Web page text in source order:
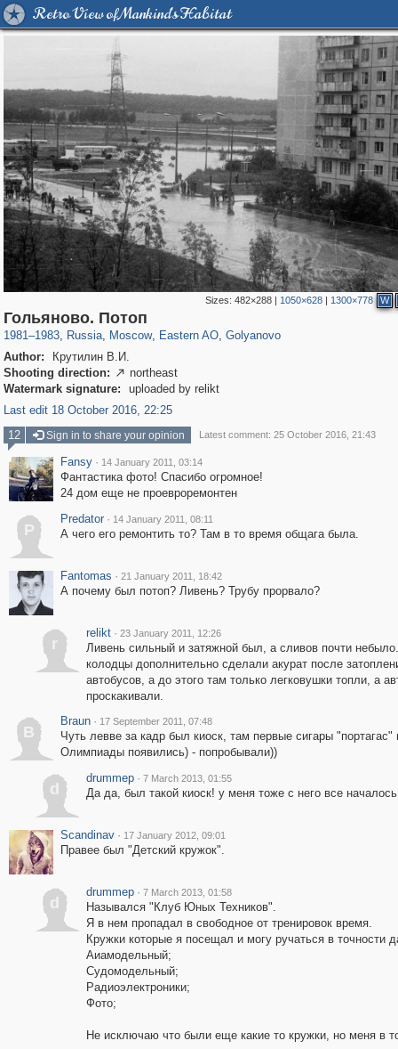
Retro View of Mankind's Habitat
Sizes:482×288 | 1050×628 | 1300×778 W
Гольяново. Потоп
1981–1983, Russia
1,406,510
, Moscow
319,780 8,286
, Eastern AO
20,925
, Golyanovo
Author:
Крутилин В.И.
Shooting direction:  northeast
Watermark signature:
uploaded by relikt
Last edit 18 October 2016, 22:25
12
Sign in to share your opinion Latest comment: 25 October 2016, 21:43
Fansy · 14 January 2011, 03:14
Фантастика фото! Спасибо огромное!
24 дом еще не проевроремонтен
P
Predator · 14 January 2011, 08:11
А чего его ремонтить то? Там в то время общага была.
Fantomas · 21 January 2011, 18:42
А почему был потоп? Ливень? Трубу прорвало?
r
relikt · 23 January 2011, 12:26
Ливень сильный и затяжной был, а сливов почти
колодцы дополнительно сделали акурат после
автобусов, а до этого там только легковушки топли, а
проскакивали.
B
Braun · 17 September 2011, 07:48
Чуть левве за кадр был киоск, там первые сигары "портагас"
Олимпиады появились) - попробывали))
d
drummep · 7 March 2013, 01:55
Да да, был такой киоск! у меня тоже с него все
Scandinav · 17 January 2012, 09:01
Правее был "Детский кружок".
d
drummep · 7 March 2013, 01:58
Назывался "Клуб Юных Техников".
Я в нем пропадал в свободное от тренировок время.
Кружки которые я посещал и могу ручаться в точности
Аиамодельный;
Судомодельный;
Радиоэлектроники;
Фото;
Не исключаю что были еще какие то кружки, но меня в